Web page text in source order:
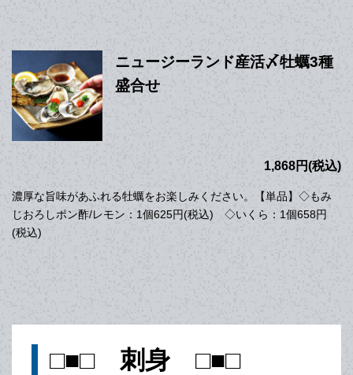
ニュージーランド産活〆牡蠣3種
盛合せ
1,868円(税込)
濃厚な旨味があふれる牡蠣をお楽しみください。【単品】◇もみ
じおろしポン酢/レモン：1個625円(税込) ◇いくら：1個658円
(税込)
□■□ 刺身 □■□